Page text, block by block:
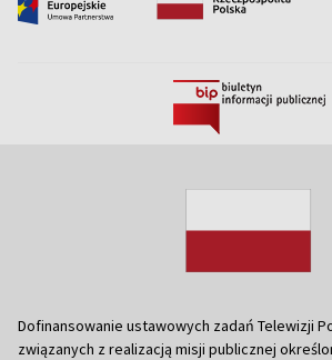
Dofinansowanie ustawowych zadań Telewizji
związanych z realizacją misji publicznej